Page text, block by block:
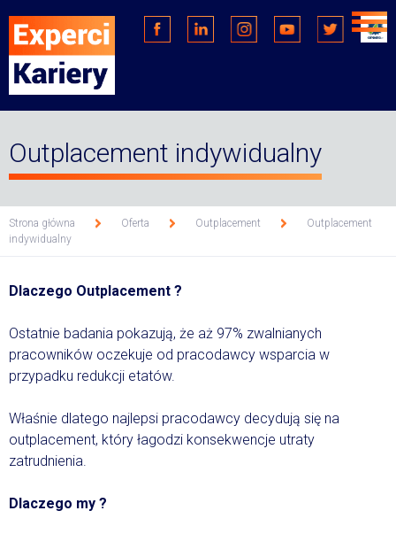
Outplacement indywidualny
Strona główna
Oferta
Outplacement
Outplacement
indywidualny
Dlaczego Outplacement ?
Ostatnie badania pokazują, że aż 97% zwalnianych
pracowników oczekuje od pracodawcy wsparcia w
przypadku redukcji etatów.
Właśnie dlatego najlepsi pracodawcy decydują się na
outplacement, który łagodzi konsekwencje utraty
zatrudnienia.
Dlaczego my ?